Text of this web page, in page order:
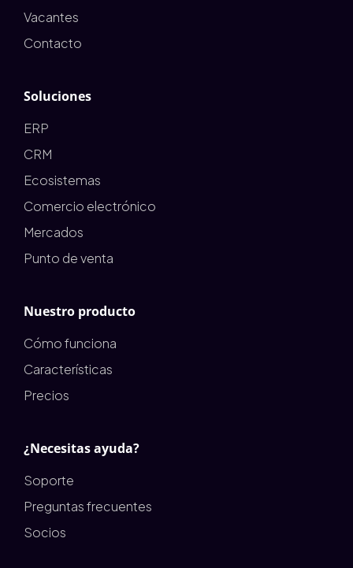
Vacantes
Contacto
Soluciones
ERP
CRM
Ecosistemas
Comercio electrónico
Mercados
Punto de venta
Nuestro producto
Cómo funciona
Características
Precios
¿Necesitas ayuda?
Soporte
Preguntas frecuentes
Socios